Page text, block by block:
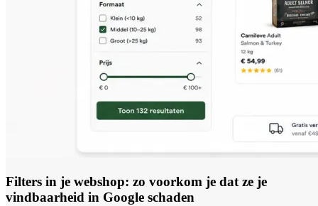
Filters in je webshop: zo voorkom je dat ze je
vindbaarheid in Google schaden